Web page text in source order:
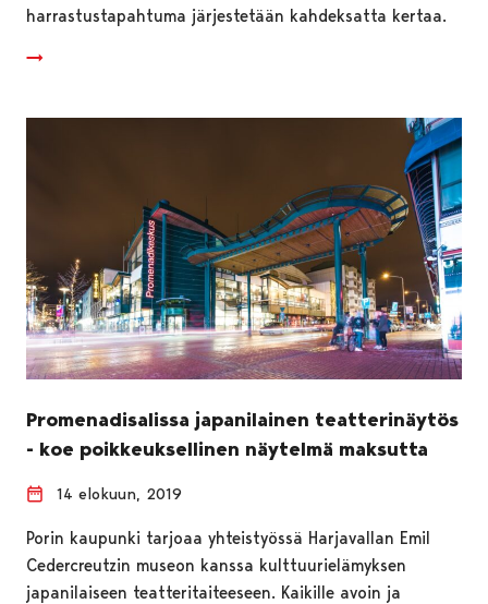
harrastustapahtuma järjestetään kahdeksatta kertaa.
Promenadisalissa japanilainen teatterinäytös
- koe poikkeuksellinen näytelmä maksutta
14 elokuun, 2019
Porin kaupunki tarjoaa yhteistyössä Harjavallan Emil
Cedercreutzin museon kanssa kulttuurielämyksen
japanilaiseen teatteritaiteeseen. Kaikille avoin ja